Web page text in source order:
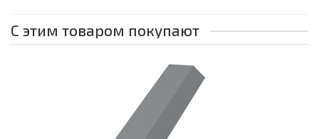
С этим товаром покупают